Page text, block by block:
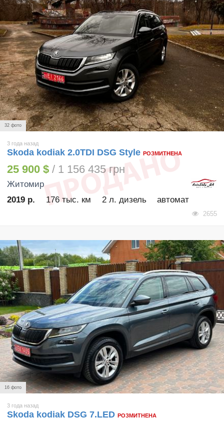
32 фото
3 года назад
Skoda kodiak 2.0TDI DSG Style РОЗМИТНЕНА
25 900 $ / 1 156 435 грн
Житомир
2019 р.
176 тыс. км 2 л. дизель автомат
2655
16 фото
3 года назад
Skoda kodiak DSG 7.LED РОЗМИТНЕНА